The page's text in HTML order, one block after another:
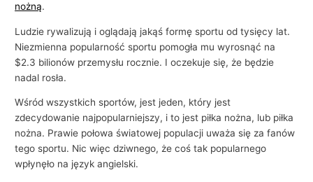
nożną.
Ludzie rywalizują i oglądają jakąś formę sportu od tysięcy lat.
Niezmienna popularność sportu pomogła mu wyrosnąć na
$2.3 bilionów przemysłu rocznie. I oczekuje się, że będzie
nadal rosła.
Wśród wszystkich sportów, jest jeden, który jest
zdecydowanie najpopularniejszy, i to jest piłka nożna, lub piłka
nożna. Prawie połowa światowej populacji uważa się za fanów
tego sportu. Nic więc dziwnego, że coś tak popularnego
wpłynęło na język angielski.